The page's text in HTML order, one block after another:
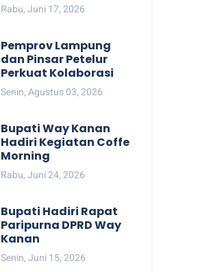
Rabu, Juni 17, 2026
Pemprov Lampung
dan Pinsar Petelur
Perkuat Kolaborasi
Senin, Agustus 03, 2026
Bupati Way Kanan
Hadiri Kegiatan Coffe
Morning
Rabu, Juni 24, 2026
Bupati Hadiri Rapat
Paripurna DPRD Way
Kanan
Senin, Juni 15, 2026